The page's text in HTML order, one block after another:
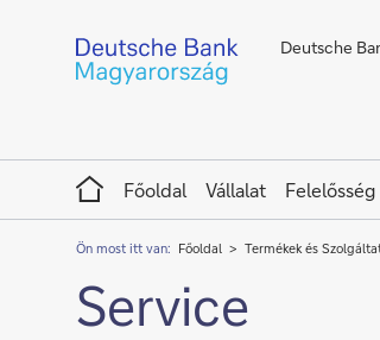
Deutsche
Home
Főoldal
Vállalat Felelősség
Ön most itt van: Főoldal Termékek és
Service